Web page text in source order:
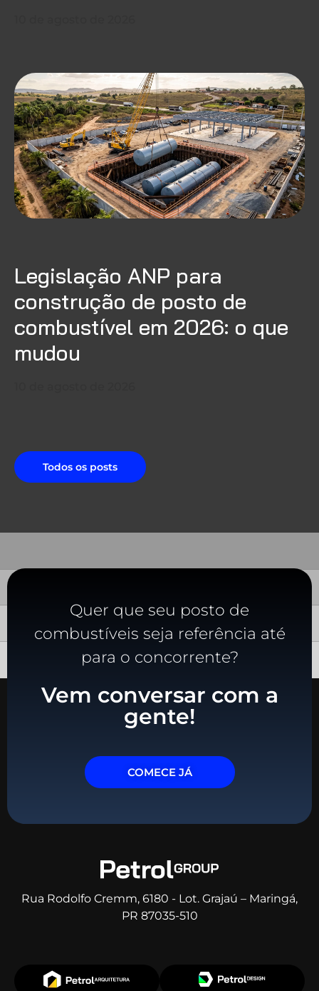
Legislação ANP para
construção de posto de
combustível em 2026: o que
mudou
Todos os posts
Quer que seu posto de
combustíveis seja referência até
para o concorrente?
Vem conversar com a
gente!
COMECE JÁ
Rua Rodolfo Cremm, 6180 - Lot. Grajaú – Maringá,
PR 87035-510